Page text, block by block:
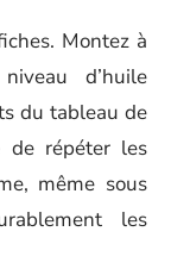
Montez à
d’huile
du tableau de
de répéter les
même sous
les